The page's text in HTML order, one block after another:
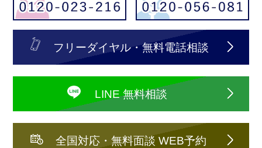
フリーダイヤル・無料電話相談
LINE 無料相談
全国対応・無料面談 WEB予約